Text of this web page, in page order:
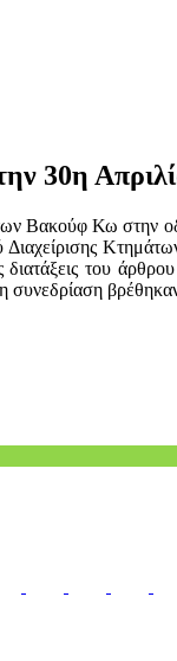
30η
Βακούφ Κω
Διαχείρισης
του
συνεδρίαση